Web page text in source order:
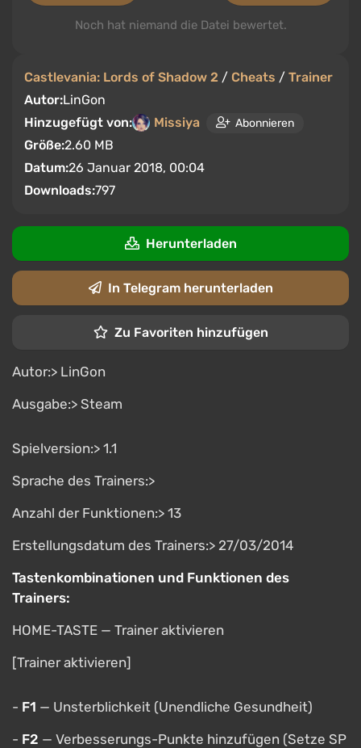
Castlevania: Lords of Shadow 2 / Cheats / Trainer
Autor:LinGon
Hinzugefügt von:
Missiya Abonnieren
Größe:2.60 MB
Datum:26 Januar 2018, 00:04
Downloads:797
Noch hat niemand die Datei bewertet.
Herunterladen
In Telegram herunterladen
Zu Favoriten hinzufügen
Autor:> LinGon
Ausgabe:> Steam
Spielversion:> 1.1
Sprache des Trainers:>
Anzahl der Funktionen:> 13
Erstellungsdatum des Trainers:> 27/03/2014
Tastenkombinationen und Funktionen des
Trainers:
HOME-TASTE — Trainer aktivieren
[Trainer aktivieren]
- F1 — Unsterblichkeit (Unendliche Gesundheit)
- F2 — Verbesserungs-Punkte hinzufügen (Setze SP